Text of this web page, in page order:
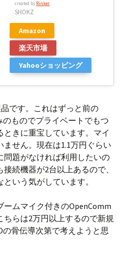
created by Rinker
SHOKZ
Amazon
楽天市場
Yahooショッピング
です。これはずっと前の
のものでプライベートでもつ
きに重宝しています。マイ
せん。現在は1.1万円ぐらい
問題がなければ利用したいの
続機器が2台以上あるので、
いう気がしています。
ムマイク付きのOpenComm
らは2万円以上するので新規
の骨伝導次第で考えようと思